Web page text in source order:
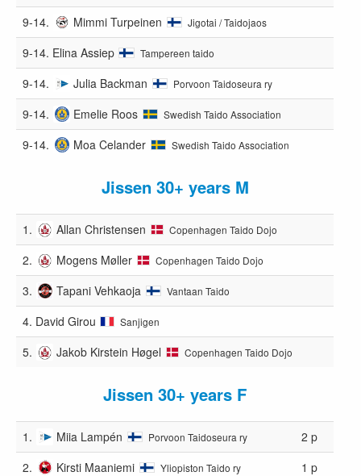
9-14. Mimmi Turpeinen Jigotai / Taidojaos
9-14. Elina Assiep Tampereen taido
9-14. Julia Backman Porvoon Taidoseura ry
9-14. Emelie Roos Swedish Taido Association
9-14. Moa Celander Swedish Taido Association
Jissen 30+ years M
1. Allan Christensen Copenhagen Taido Dojo
2. Mogens Møller Copenhagen Taido Dojo
3. Tapani Vehkaoja Vantaan Taido
4. David Girou Sanjigen
5. Jakob Kirstein Høgel Copenhagen Taido Dojo
Jissen 30+ years F
1. Miia Lampén Porvoon Taidoseura ry
2 p
2.
Kirsti Maaniemi Yliopiston Taido ry
1 p